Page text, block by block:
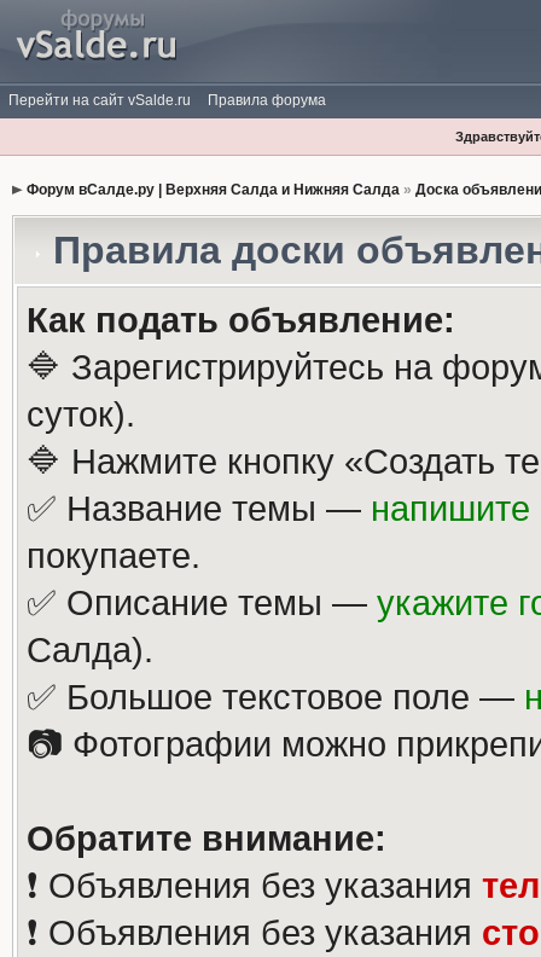
Перейти на сайт vSalde.ru Правила форума
Форум вСалде.ру | Верхняя Салда и Нижняя Салда» Доска
Правила доски
Как подать объявление:
🔷 Зарегистрируйтесь на
суток).
🔷 Нажмите кнопку «Создать
✅ Название темы — напишите
покупаете.
✅ Описание темы — укажите
Салда).
✅ Большое текстовое поле —
📷 Фотографии можно
Обратите внимание:
❗️ Объявления без указания
❗️ Объявления без указания